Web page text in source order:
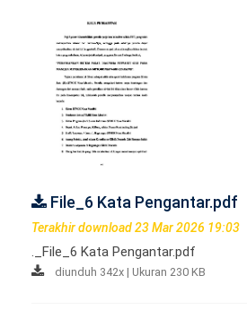
File_6 Kata Pengantar.pdf
Terakhir download 23 Mar 2026 19:03
._File_6 Kata Pengantar.pdf
diunduh 342x | Ukuran 230 KB